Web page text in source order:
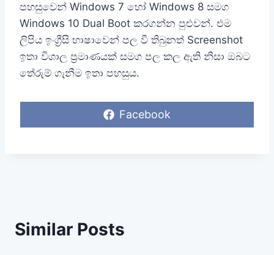
පහසුවෙන් Windows 7 හෝ Windows 8 සමග
Windows 10 Dual Boot කරගන්න පුළුවන්. එම
ලිපිය ඉංග්‍රීසි භාෂාවෙන් පල වී තිබුනත් Screenshot
ඉතා විශාල ප්‍රමාණයක් සමග පල කල ඇති නිසා ඔබට
තේරුම් ගැනීම ඉතා පහසුය.
S
h
Facebook
Similar Posts